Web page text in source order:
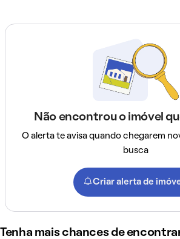
Não encontrou o imóvel
O alerta te avisa quando chegarem
busca
Criar alerta de
Tenha mais chances de